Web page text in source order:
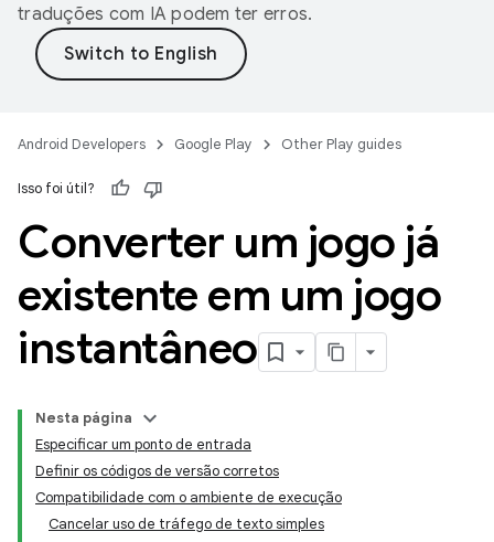
traduções com IA podem ter erros.
Android Developers Google Play Other Play guides
Isso foi útil?
Converter um jogo já
existente em um jogo
instantâneo
Nesta página
Especificar um ponto de entrada
Definir os códigos de versão corretos
Compatibilidade com o ambiente de execução
Cancelar uso de tráfego de texto simples